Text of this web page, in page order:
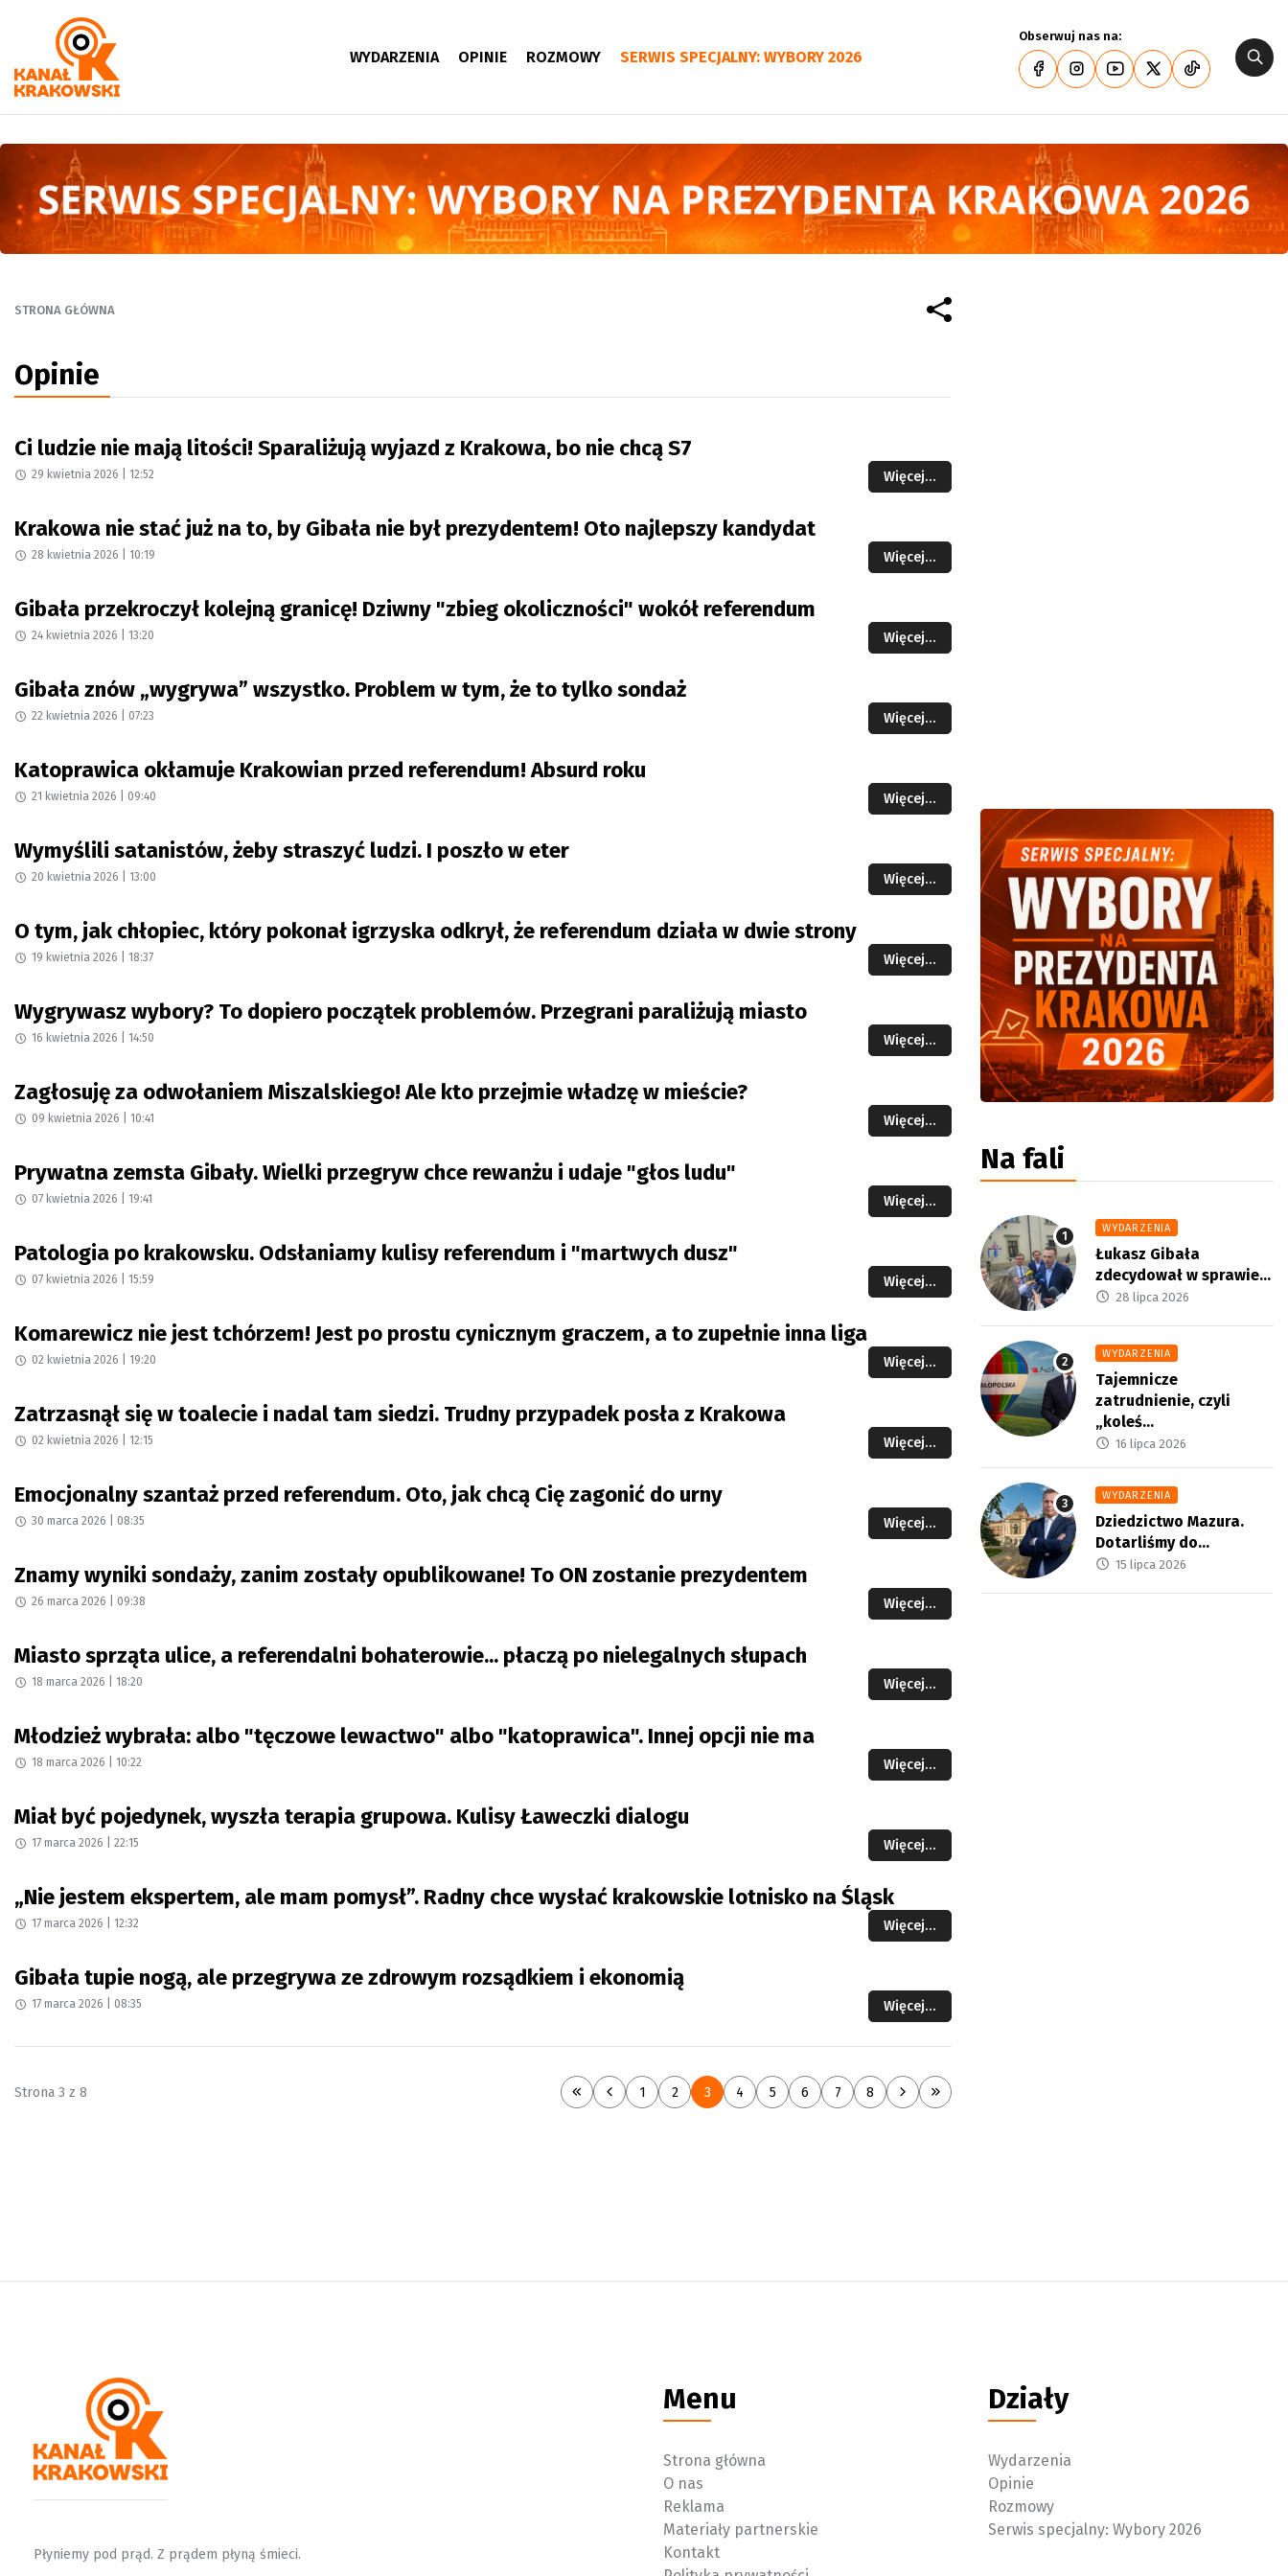
WYDARZENIA OPINIE ROZMOWY SERWIS SPECJALNY: WYBORY 2026
Obserwuj nas na:
STRONA GŁÓWNA
Opinie
Ci ludzie nie mają litości! Sparaliżują wyjazd z Krakowa, bo nie chcą S7
29 kwietnia 2026 | 12:52 Więcej…
Krakowa nie stać już na to, by Gibała nie był prezydentem! Oto najlepszy kandydat
28 kwietnia 2026 | 10:19 Więcej…
Gibała przekroczył kolejną granicę! Dziwny "zbieg okoliczności" wokół referendum
24 kwietnia 2026 | 13:20 Więcej…
Gibała znów „wygrywa” wszystko. Problem w tym, że to tylko sondaż
22 kwietnia 2026 | 07:23 Więcej…
Katoprawica okłamuje Krakowian przed referendum! Absurd roku
21 kwietnia 2026 | 09:40 Więcej…
Wymyślili satanistów, żeby straszyć ludzi. I poszło w eter
20 kwietnia 2026 | 13:00 Więcej…
O tym, jak chłopiec, który pokonał igrzyska odkrył, że referendum działa w dwie strony
19 kwietnia 2026 | 18:37 Więcej…
Wygrywasz wybory? To dopiero początek problemów. Przegrani paraliżują miasto
16 kwietnia 2026 | 14:50 Więcej…
Zagłosuję za odwołaniem Miszalskiego! Ale kto przejmie władzę w mieście?
09 kwietnia 2026 | 10:41 Więcej…
Prywatna zemsta Gibały. Wielki przegryw chce rewanżu i udaje "głos ludu"
07 kwietnia 2026 | 19:41 Więcej…
Patologia po krakowsku. Odsłaniamy kulisy referendum i "martwych dusz"
07 kwietnia 2026 | 15:59 Więcej…
Komarewicz nie jest tchórzem! Jest po prostu cynicznym graczem, a to zupełnie inna liga
02 kwietnia 2026 | 19:20 Więcej…
Zatrzasnął się w toalecie i nadal tam siedzi. Trudny przypadek posła z Krakowa
02 kwietnia 2026 | 12:15 Więcej…
Emocjonalny szantaż przed referendum. Oto, jak chcą Cię zagonić do urny
30 marca 2026 | 08:35 Więcej…
Znamy wyniki sondaży, zanim zostały opublikowane! To ON zostanie prezydentem
26 marca 2026 | 09:38 Więcej…
Miasto sprząta ulice, a referendalni bohaterowie... płaczą po nielegalnych słupach
18 marca 2026 | 18:20 Więcej…
Młodzież wybrała: albo "tęczowe lewactwo" albo "katoprawica". Innej opcji nie ma
18 marca 2026 | 10:22 Więcej…
Miał być pojedynek, wyszła terapia grupowa. Kulisy Ławeczki dialogu
17 marca 2026 | 22:15 Więcej…
„Nie jestem ekspertem, ale mam pomysł”. Radny chce wysłać krakowskie lotnisko na Śląsk
17 marca 2026 | 12:32 Więcej…
Gibała tupie nogą, ale przegrywa ze zdrowym rozsądkiem i ekonomią
17 marca 2026 | 08:35 Więcej…
Strona 3 z 8 1 2 3 4 5 6 7 8
Na fali
WYDARZENIA
Łukasz Gibała
zdecydował w sprawie...
28 lipca 2026
WYDARZENIA
Tajemnicze
zatrudnienie, czyli
„koleś...
16 lipca 2026
WYDARZENIA
Dziedzictwo Mazura.
Dotarliśmy do...
15 lipca 2026
Płyniemy pod prąd. Z prądem płyną śmieci.
Menu
Strona główna
O nas
Reklama
Materiały partnerskie
Kontakt
Działy
Wydarzenia
Opinie
Rozmowy
Serwis specjalny: Wybory 2026